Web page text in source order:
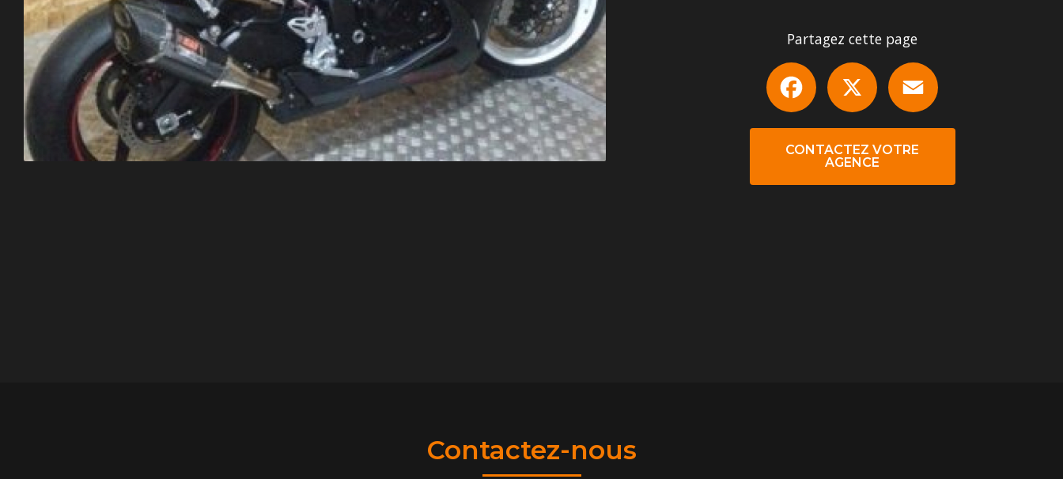
Partagez cette page
Facebook
CONTACTEZ VOTRE
AGENCE
Contactez-nous